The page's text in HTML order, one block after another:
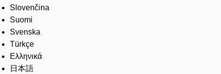
Slovenčina
Suomi
Svenska
Türkçe
Ελληνικά
日本語